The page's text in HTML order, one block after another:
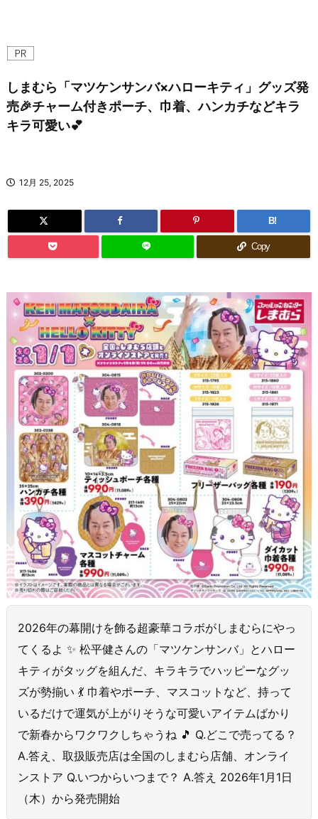
しまむら「マツケンサンバ×ハローキティ」グッズ発
売🎉チャーム付きポーチ、巾着、ハンカチなどキラ
キラ可愛い💕
12月 25, 2025
B!
Copy
2026年の幕開けを飾る超豪華コラボがしまむらにやっ
てくるよ ✨ 松平健さんの「マツケンサンバ」とハロー
キティがタッグを組んだ、キラキラでハッピーなグッ
ズが勢揃い 💃 巾着やポーチ、マスコットなど、持って
いるだけで運気が上がりそうな可愛いアイテムばかり
で新春からワクワクしちゃうね 🎵 Q.どこで売ってる？
A.答え、取扱販売店は全国のしまむら店舗、オンライ
ンストア Q.いつからいつまで？ A.答え 2026年1月1日
（木）から発売開始